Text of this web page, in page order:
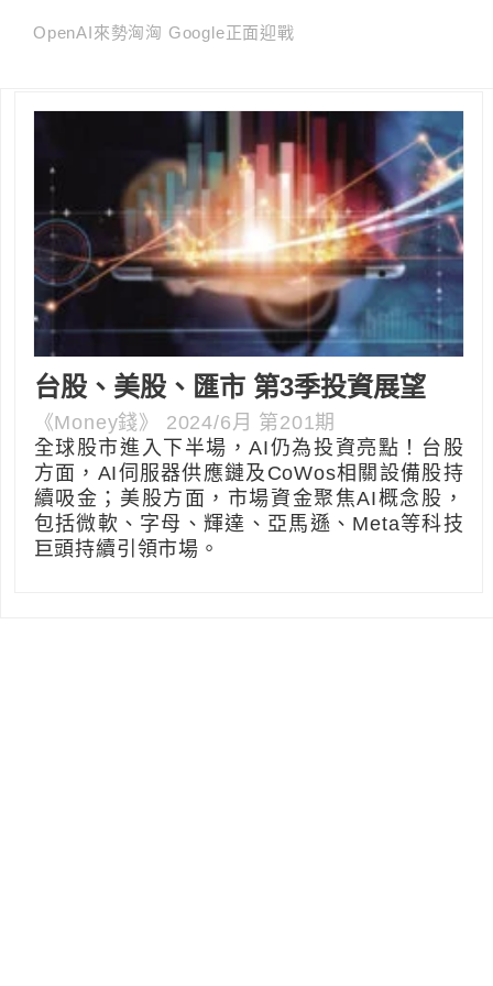
OpenAI來勢洶洶 Google正面迎戰
台股、美股、匯市 第3季投資展望
《Money錢》 2024/6月 第201期
全球股市進入下半場，AI仍為投資亮點！台股
方面，AI伺服器供應鏈及CoWos相關設備股持
續吸金；美股方面，市場資金聚焦AI概念股，
包括微軟、字母、輝達、亞馬遜、Meta等科技
巨頭持續引領市場。